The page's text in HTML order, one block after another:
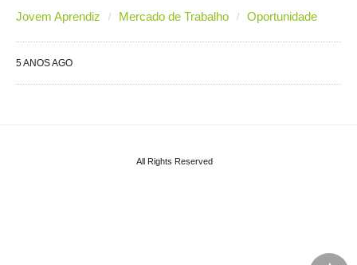
Jovem Aprendiz Mercado de Trabalho Oportunidade
5 ANOS AGO
All Rights Reserved